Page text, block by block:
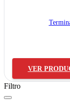
VER
Filtro